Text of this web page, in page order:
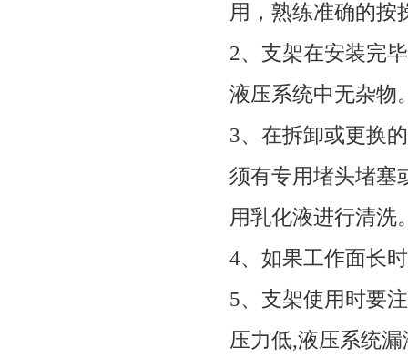
用，熟练准确的按
2、支架在安装完
液压系统中无杂物
3、在拆卸或更换
须有专用堵头堵塞
用乳化液进行清洗
4、如果工作面长
5、支架使用时要
压力低,液压系统